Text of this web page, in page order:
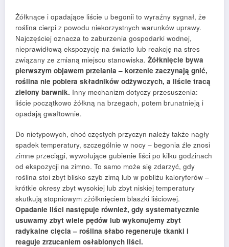
Żółknące i opadające liście u begonii to wyraźny sygnał, że
roślina cierpi z powodu niekorzystnych warunków uprawy.
Najczęściej oznacza to zaburzenia gospodarki wodnej,
nieprawidłową ekspozycję na światło lub reakcję na stres
związany ze zmianą miejscu stanowiska. Żółknięcie bywa
pierwszym objawem przelania – korzenie zaczynają gnić,
roślina nie pobiera składników odżywczych, a liście tracą
zielony barwnik. Inny mechanizm dotyczy przesuszenia:
liście początkowo żółkną na brzegach, potem brunatnieją i
opadają gwałtownie.
Do nietypowych, choć częstych przyczyn należy także nagły
spadek temperatury, szczególnie w nocy – begonia źle znosi
zimne przeciągi, wywołujące gubienie liści po kilku godzinach
od ekspozycji na zimno. To samo może się zdarzyć, gdy
roślina stoi zbyt blisko szyb zimą lub w pobliżu kaloryferów –
krótkie okresy zbyt wysokiej lub zbyt niskiej temperatury
skutkują stopniowym zżółknięciem blaszki liściowej.
Opadanie liści następuje również, gdy systematycznie
usuwamy zbyt wiele pędów lub wykonujemy zbyt
radykalne cięcia – roślina słabo regeneruje tkanki i
reaguje zrzucaniem osłabionych liści.